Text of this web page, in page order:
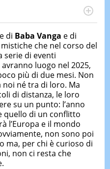
e processi di
campo della ricerca, in
di America
con numerose testate ed
Culturale "La
di Baba Vanga e di
che nel corso del
serie di eventi
luogo nel 2025,
più di due mesi. Non
né tra di loro. Ma
di distanza, le loro
su un punto: l’anno
quello di un conflitto
l’Europa e il mondo
non sono poi
ma, per chi è curioso di
non ci resta che